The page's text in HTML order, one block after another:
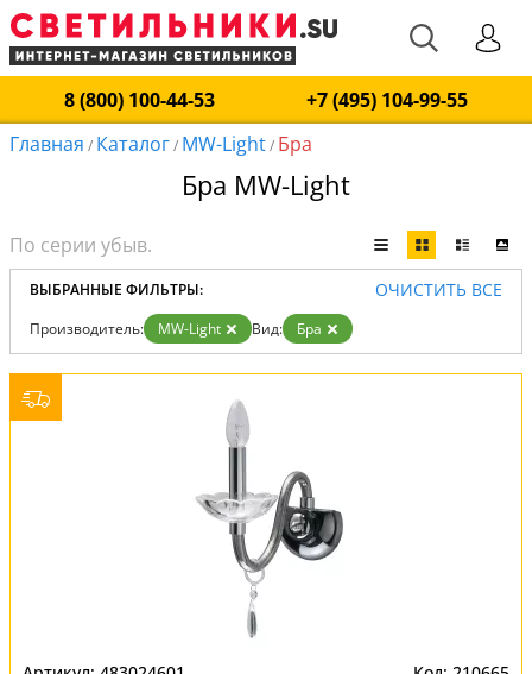
8 (800) 100-44-53
+7 (495) 104-99-55
Главная / Каталог/ MW-Light/ Бра
Бра MW-Light
ВЫБРАННЫЕ ФИЛЬТРЫ: ОЧИСТИТЬ ВСЕ
Производитель: MW-Light Вид: Бра